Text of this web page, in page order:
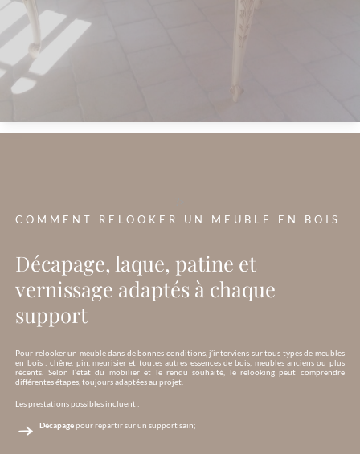
COMMENT RELOOKER UN MEUBLE EN BOIS
Décapage, laque, patine et
vernissage adaptés à chaque
support
Pour relooker un meuble dans de bonnes conditions, j’interviens sur tous types de meubles
en bois : chêne, pin, meurisier et toutes autres essences de bois, meubles anciens ou plus
récents. Selon l’état du mobilier et le rendu souhaité, le relooking peut comprendre
différentes étapes, toujours adaptées au projet.
Les prestations possibles incluent :
Décapagepour repartir sur un support sain;